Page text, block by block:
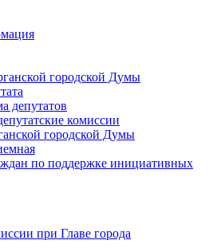
городской Думы
депутатов
комиссии
городской Думы
по поддержке инициативных
при Главе города